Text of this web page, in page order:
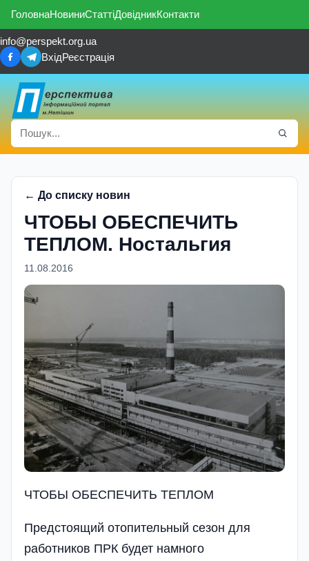
ГоловнаНовиниСтаттіДовідникКонтакти
info@perspekt.org.ua
ВхідРеєстрація
← До списку новин
ЧТОБЫ ОБЕСПЕЧИТЬ
ТЕПЛОМ. Ностальгия
11.08.2016
ЧТОБЫ ОБЕСПЕЧИТЬ ТЕПЛОМ
Предстоящий отопительный сезон для
работников ПРК будет намного